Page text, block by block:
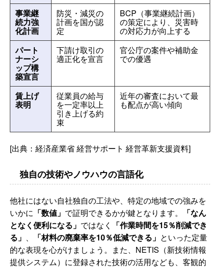
事業継
続力強
化計画
防災・減災の
計画を国が認
定
BCP（事業継続計画）
の策定により、災害時
の対応力が向上する
パート
ナーシ
ップ構
築宣言
下請け取引の
適正化を宣言
官公庁の案件や補助金
での優遇
賃上げ
表明
従業員の給与
を一定率以上
引き上げる約
束
近年の審査において最
も配点が高い傾向
[出典：経済産業省 経営サポート 経営革新支援資料]
独自の技術やノウハウの言語化
他社にはない自社独自の工法や、特定の地域での強みを
いかに 「数値」 で証明できるかが鍵となります。
「なん
となく便利になる」 ではなく
「作業時間を15％削減でき
る」 、 「材料の廃棄率を10％低減できる」 といった定量
的な表現を心がけましょう。また、NETIS（新技術情報
提供システム）に登録された技術の活用なども、客観的